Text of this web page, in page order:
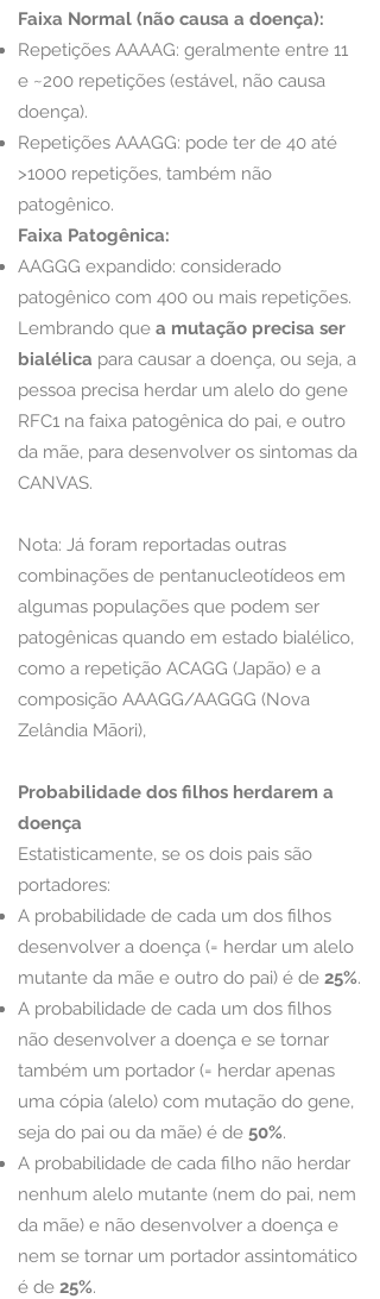
Faixa Normal (não causa a doença):
Repetições AAAAG: geralmente entre 11
e ~200 repetições (estável, não causa
doença).
Repetições AAAGG: pode ter de 40 até
>1000 repetições, também não
patogênico.
Faixa Patogênica:
AAGGG expandido: considerado
patogênico com 400 ou mais repetições.
Lembrando que a mutação precisa ser
bialélica para causar a doença, ou seja, a
pessoa precisa herdar um alelo do gene
RFC1 na faixa patogênica do pai, e outro
da mãe, para desenvolver os sintomas da
CANVAS.
Nota: Já foram reportadas outras
combinações de pentanucleotídeos em
algumas populações que podem ser
patogênicas quando em estado bialélico,
como a repetição ACAGG (Japão) e a
composição AAAGG/AAGGG (Nova
Zelândia Māori),
Probabilidade dos filhos herdarem a
doença
Estatisticamente, se os dois pais são
portadores:
A probabilidade de cada um dos filhos
desenvolver a doença (= herdar um alelo
mutante da mãe e outro do pai) é de 25%.
A probabilidade de cada um dos filhos
não desenvolver a doença e se tornar
também um portador (= herdar apenas
uma cópia (alelo) com mutação do gene,
seja do pai ou da mãe) é de 50%.
A probabilidade de cada filho não herdar
nenhum alelo mutante (nem do pai, nem
da mãe) e não desenvolver a doença e
nem se tornar um portador assintomático
é de 25%.